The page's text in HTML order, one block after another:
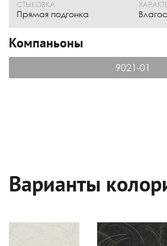
СТЫКОВКА
Прямая подгонка
Компаньоны
9021-01
Варианты